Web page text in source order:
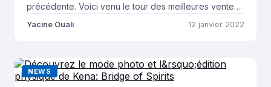
précédente. Voici venu le tour des meilleures ventes
de 2021 sur le PS Store, avec plusieurs exclusivités
Store est devenu un lieu très […]
Yacine Ouali 12 janvier 2022
NEWS